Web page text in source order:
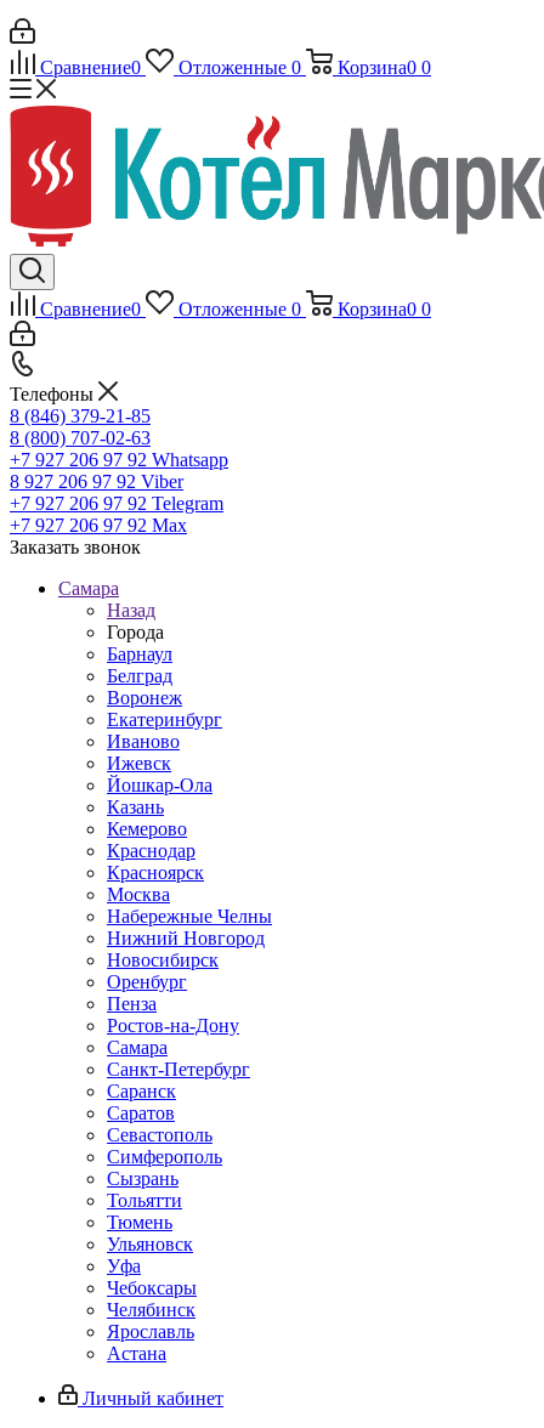
Сравнение0 Отложенные 0 Корзина0 0
Сравнение0 Отложенные 0 Корзина0 0
Телефоны
8 (846) 379-21-85
8 (800) 707-02-63
+7 927 206 97 92 Whatsapp
8 927 206 97 92 Viber
+7 927 206 97 92 Telegram
+7 927 206 97 92 Max
Заказать звонок
Самара
Назад
Города
Барнаул
Белград
Воронеж
Екатеринбург
Иваново
Ижевск
Йошкар-Ола
Казань
Кемерово
Краснодар
Красноярск
Москва
Набережные Челны
Нижний Новгород
Новосибирск
Оренбург
Пенза
Ростов-на-Дону
Самара
Санкт-Петербург
Саранск
Саратов
Севастополь
Симферополь
Сызрань
Тольятти
Тюмень
Ульяновск
Уфа
Чебоксары
Челябинск
Ярославль
Астана
Личный кабинет